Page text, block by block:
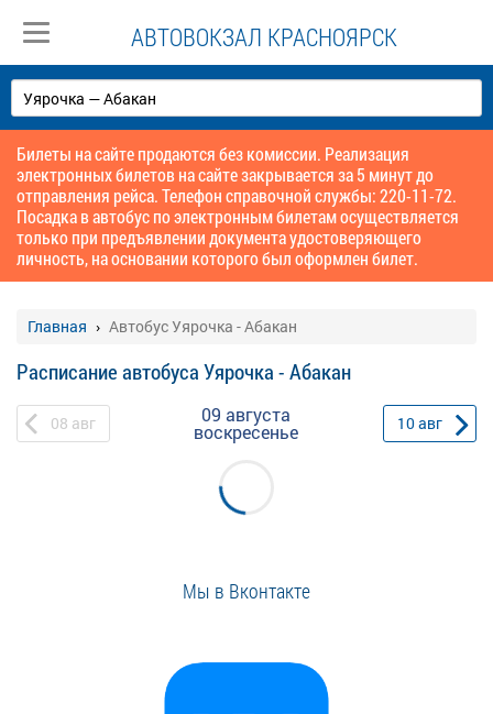
АВТОВОКЗАЛ КРАСНОЯРСК
Билеты на сайте продаются без комиссии. Реализация
электронных билетов на сайте закрывается за 5 минут до
отправления рейса. Телефон справочной службы: 220-11-72.
Посадка в автобус по электронным билетам осуществляется
только при предъявлении документа удостоверяющего
личность, на основании которого был оформлен билет.
Главная Автобус Уярочка - Абакан
Расписание автобуса Уярочка - Абакан
08 авг 09 августа
воскресенье 10авг
Мы в Вконтакте